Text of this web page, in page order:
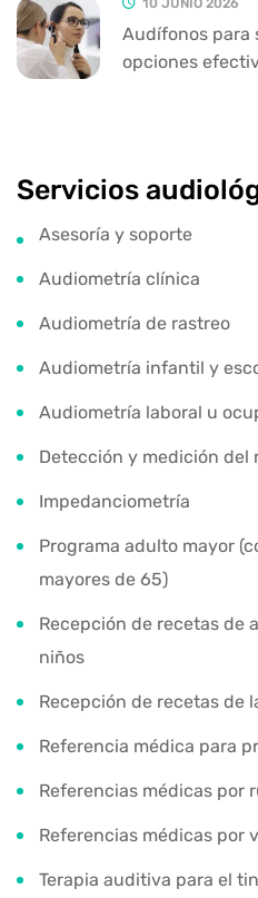
10 JUNIO 2026
Audífonos para
opciones
Servicios
Asesoría y soporte
Audiometría clínica
Audiometría de rastreo
Audiometría infantil y
Audiometría laboral u
Detección y medición del
Impedanciometría
Programa adulto mayor
mayores de 65)
Recepción de recetas de
niños
Recepción de recetas de
Referencia médica para
Referencias médicas por
Referencias médicas por
Terapia auditiva para el